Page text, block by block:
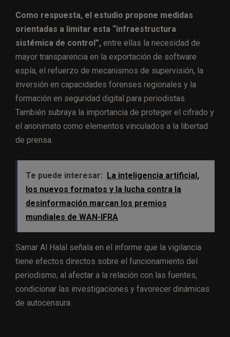
Como respuesta, el estudio propone medidas
orientadas a limitar esta “infraestructura
sistémica de control”, entre ellas la necesidad de
mayor transparencia en la exportación de software
espía, el refuerzo de mecanismos de supervisión, la
inversión en capacidades forenses regionales y la
formación en seguridad digital para periodistas.
También subraya la importancia de proteger el cifrado y
el anonimato como elementos vinculados a la libertad
de prensa.
Te puede interesar: La inteligencia artificial,
los nuevos formatos y la lucha contra la
desinformación marcan los premios
mundiales de WAN-IFRA
Samar Al Halal señala en el informe que la vigilancia
tiene efectos directos sobre el funcionamiento del
periodismo, al afectar a la relación con las fuentes,
condicionar las investigaciones y favorecer dinámicas
de autocensura.